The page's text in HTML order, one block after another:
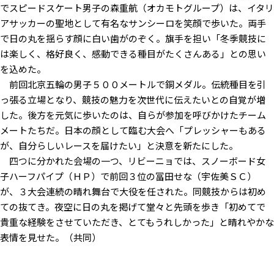
でスピードスケート男子の森重航（オカモトグループ）は、イタリ
アサッカーの聖地として有名なサンシーロを笑顔で歩いた。両手
で日の丸を揺らす顔に白い歯がのぞく。旗手を担い「冬季競技に
は楽しく、格好良く、感動できる種目がたくさんある」との思い
を込めた。
前回北京五輪の男子５００メートルで銅メダル。伝統種目を引
っ張る立場となり、競技の魅力を次世代に伝えたいとの自覚が増
した。後方を元気に歩いたのは、自らが参加を呼びかけたチーム
メートたちだ。日本の顔として臨む大会へ「プレッシャーもある
が、自分らしいレースを届けたい」と決意を新たにした。
四つに分かれた会場の一つ、リビーニョでは、スノーボード女
子ハーフパイプ（ＨＰ）で前回３位の冨田せな（宇佐美ＳＣ）
が、３大会連続の晴れ舞台で大役を任された。同競技からは初め
ての抜てき。夜空に日の丸を掲げて堂々と先頭を歩き「初めてで
貴重な経験をさせていただき、とてもうれしかった」と晴れやかな
表情を見せた。（共同）